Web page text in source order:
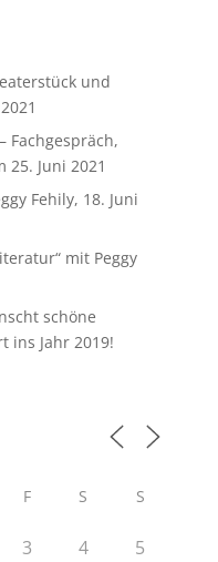
und
Fachgespräch,
Juni 2021
Fehily, 18. Juni
mit Peggy
schöne
ins Jahr 2019!
F S S
3 4 5